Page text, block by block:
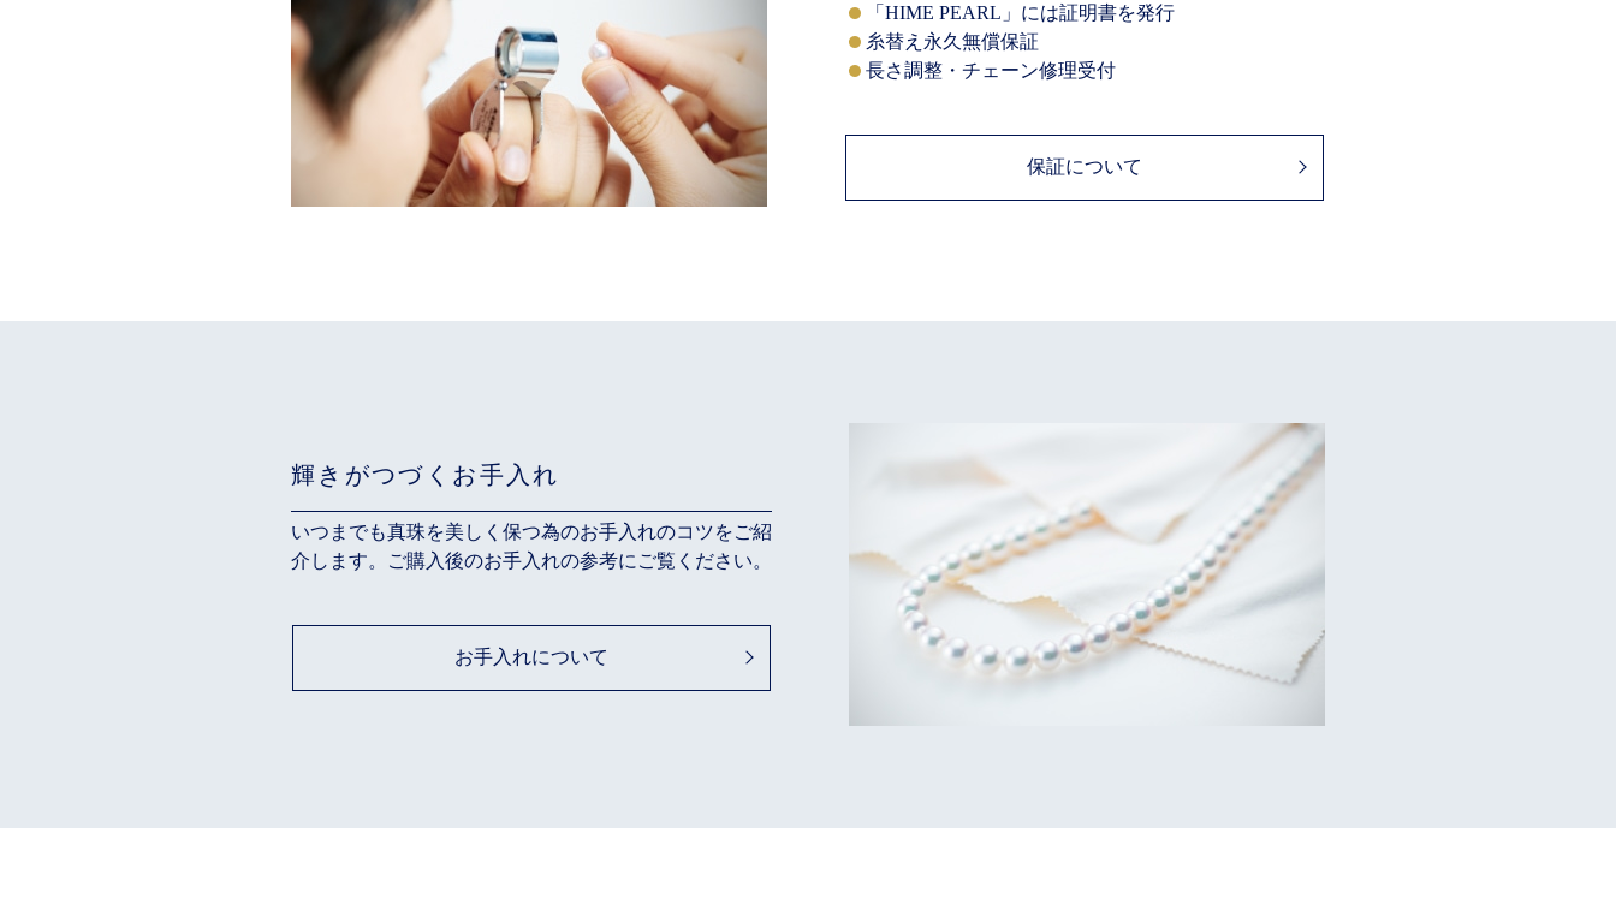
「HIME PEARL」には証明書を発行
糸替え永久無償保証
長さ調整・チェーン修理受付
保証について
輝きがつづくお手入れ
いつまでも真珠を美しく保つ為のお手入れのコツをご紹
介します。ご購入後のお手入れの参考にご覧ください。
お手入れについて